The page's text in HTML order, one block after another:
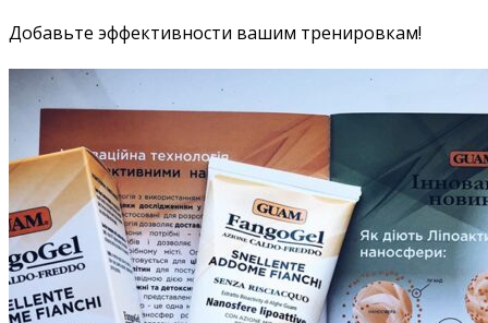
Добавьте эффективности вашим тренировкам!